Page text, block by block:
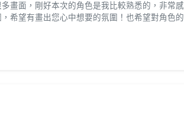
畫面，剛好本次的角色是我比較熟悉的，非常感
希望有畫出您心中想要的氛圍！也希望對角色的